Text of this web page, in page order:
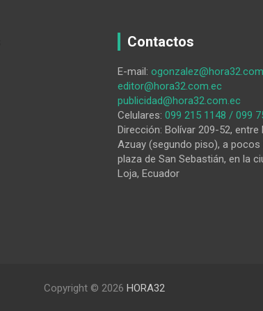
Contactos
E-mail:
editor@hora32.com.ec
publicidad@hora32.com.ec
Celulares: 099 215 1148 / 099
Dirección: Bolívar 209-52, entre
Azuay (segundo piso), a
plaza de San Sebastián, en la
Loja, Ecuador
Copyright © 2026 HORA32